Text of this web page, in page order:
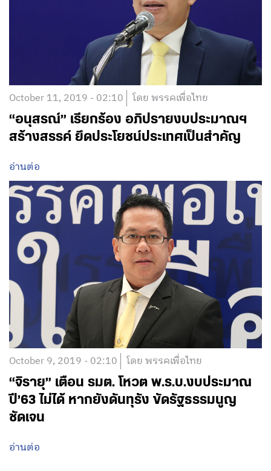
October 11, 2019 - 02:10 โดย พรรคเพื่อไทย
“อนุสรณ์” เรียกร้อง อภิปรายงบประมาณฯ
สร้างสรรค์ ยึดประโยชน์ประเทศเป็นสำคัญ
อ่านต่อ
October 9, 2019 - 02:10 โดย พรรคเพื่อไทย
“จิรายุ” เตือน รมต. โหวต พ.ร.บ.งบประมาณ
ปี’63 ไม่ได้ หากยังดันทุรัง ขัดรัฐธรรมนูญ
ชัดเจน
อ่านต่อ